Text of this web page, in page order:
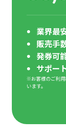
業界最
販売手
発券可
サポー
※お客様のご利
います。